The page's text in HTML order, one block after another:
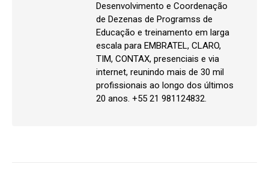
Desenvolvimento e Coordenação
de Dezenas de Programss de
Educação e treinamento em larga
escala para EMBRATEL, CLARO,
TIM, CONTAX, presenciais e via
internet, reunindo mais de 30 mil
profissionais ao longo dos últimos
20 anos. +55 21 981124832.